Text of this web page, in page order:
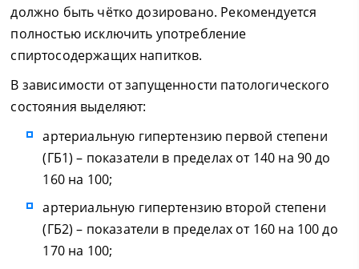
должно быть чётко дозировано. Рекомендуется
полностью исключить употребление
спиртосодержащих напитков.
В зависимости от запущенности патологического
состояния выделяют:
артериальную гипертензию первой степени
(ГБ1) – показатели в пределах от 140 на 90 до
160 на 100;
артериальную гипертензию второй степени
(ГБ2) – показатели в пределах от 160 на 100 до
170 на 100;